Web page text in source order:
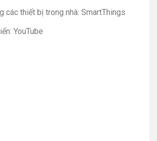
các thiết bị trong nhà: SmartThings
YouTube